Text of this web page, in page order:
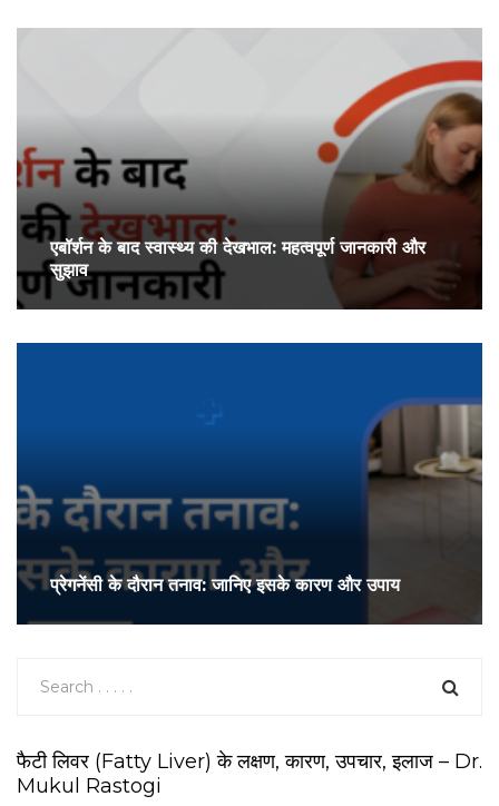
एबॉर्शन के बाद स्वास्थ्य की देखभाल: महत्वपूर्ण जानकारी और
सुझाव
प्रेगनेंसी के दौरान तनाव: जानिए इसके कारण और उपाय
फैटी लिवर (Fatty Liver) के लक्षण, कारण, उपचार, इलाज – Dr.
Mukul Rastogi